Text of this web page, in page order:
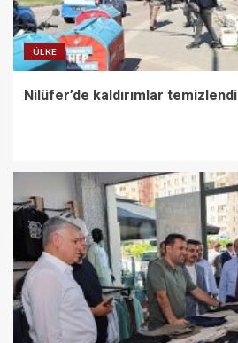
ÜLKE
Nilüfer’de kaldırımlar temizlendi